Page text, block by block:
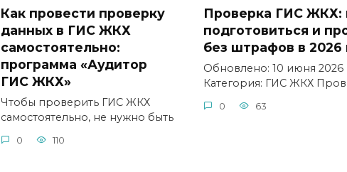
Как провести проверку
данных в ГИС ЖКХ
самостоятельно:
программа «Аудитор
ГИС ЖКХ»
Чтобы проверить ГИС ЖКХ
самостоятельно, не нужно быть
0 110
Проверка ГИС ЖКХ:
подготовиться и
без штрафов в 2026
Обновлено: 10 июня 2026
Категория: ГИС ЖКХ
0 63